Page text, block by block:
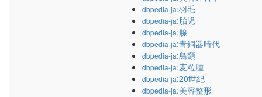
dbpedia-ja:羽毛
dbpedia-ja:胎児
dbpedia-ja:腺
dbpedia-ja:青銅器時代
dbpedia-ja:鳥類
dbpedia-ja:麦粒腫
dbpedia-ja:20世紀
dbpedia-ja:美容整形